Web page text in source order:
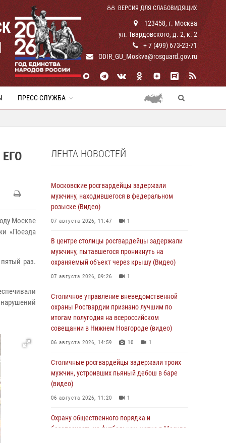
ВЕРСИЯ ДЛЯ СЛАБОВИДЯЩИХ
123458, г. Москва
ул. Твардовского, д. 2, к. 2
+ 7 (499) 673-23-71
ODIR_GU_Moskva@rosguard.gov.ru
ПРЕСС-СЛУЖБА
Москве
«Поезда
раз.
ЛЕНТА НОВОСТЕЙ
Московские росгвардейцы задержали
мужчину, находившегося в федеральном
розыске (Видео)
07 августа 2026, 11:47 1
В центре столицы росгвардейцы задержали
мужчину, пытавшегося проникнуть на
охраняемый объект через крышу (Видео)
07 августа 2026, 09:26 1
Столичное управление вневедомственной
охраны Росгвардии признано лучшим по
итогам полугодия на всероссийском
совещании в Нижнем Новгороде (видео)
06 августа 2026, 14:59 10 1
Столичные росгвардейцы задержали троих
мужчин, устроивших пьяный дебош в баре
(видео)
06 августа 2026, 11:20 1
Охрану общественного порядка и
безопасность на футбольном матче в Москве